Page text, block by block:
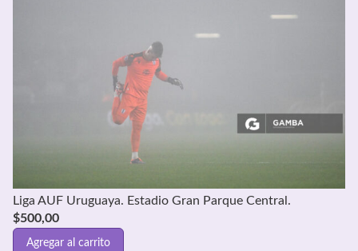
Liga AUF Uruguaya. Estadio Gran Parque Central.
$500,00
Agregar al carrito